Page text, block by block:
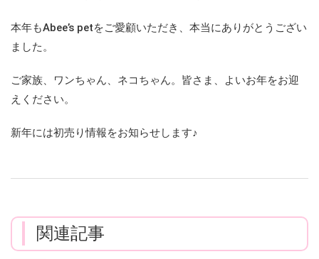
本年もAbee’s petをご愛顧いただき、本当にありがとうござい
ました。
ご家族、ワンちゃん、ネコちゃん。皆さま、よいお年をお迎
えください。
新年には初売り情報をお知らせします♪
関連記事